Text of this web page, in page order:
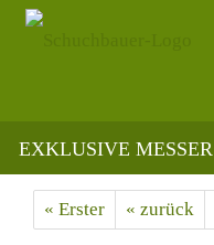
EXKLUSIVE MESSER
» »
« Erster « zurück